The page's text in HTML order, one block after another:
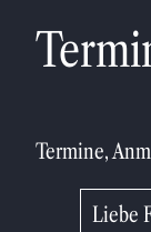
Termine,
Liebe